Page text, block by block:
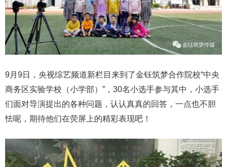
9月9日，央视综艺频道新栏目来到了金钰筑梦合作院校“中央
商务区实验学校（小学部）”，30名小选手参与其中，小选手
们面对导演提出的各种问题，认认真真的回答，一点也不胆
怯呢，期待他们在荧屏上的精彩表现吧！